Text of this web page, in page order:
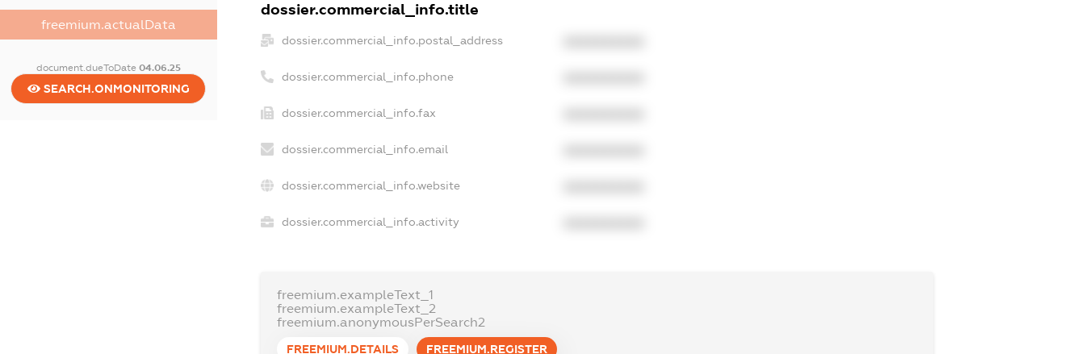
freemium.actualData
document.dueToDate 04.06.25
SEARCH.ONMONITORING
dossier.commercial_info.title
dossier.commercial_info.postal_address
dossier.commercial_info.phone
dossier.commercial_info.fax
dossier.commercial_info.email
dossier.commercial_info.website
dossier.commercial_info.activity
freemium.exampleText_1
freemium.exampleText_2
freemium.anonymousPerSearch2
FREEMIUM.DETAILS FREEMIUM.REGISTER